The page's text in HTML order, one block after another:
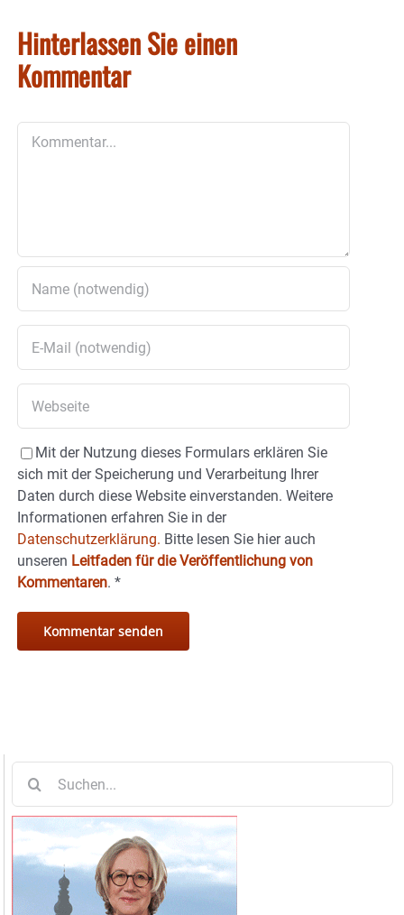
Hinterlassen Sie einen
Kommentar
Mit der Nutzung dieses Formulars erklären Sie
sich mit der Speicherung und Verarbeitung Ihrer
Daten durch diese Website einverstanden. Weitere
Informationen erfahren Sie in der
Datenschutzerklärung. Bitte lesen Sie hier auch
unseren Leitfaden für die Veröffentlichung von
Kommentaren. *
nach: